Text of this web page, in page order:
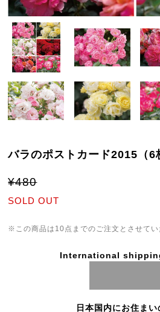
バラのポストカード2015（6
¥480
SOLD OUT
※この商品は10点までのご注文とさせてい
International
日本国内にお住まい